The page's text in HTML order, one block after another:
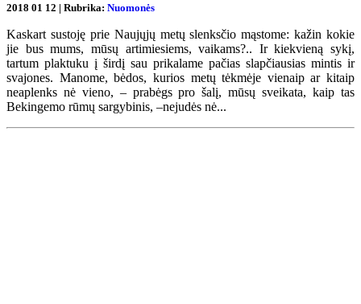
2018 01 12 | Rubrika: Nuomonės
Kaskart sustoję prie Naujųjų metų slenksčio mąstome: kažin kokie
jie bus mums, mūsų artimiesiems, vaikams?.. Ir kiekvieną sykį,
tartum plaktuku į širdį sau prikalame pačias slapčiausias mintis ir
svajones. Manome, bėdos, kurios metų tėkmėje vienaip ar kitaip
neaplenks nė vieno, – prabėgs pro šalį, mūsų sveikata, kaip tas
Bekingemo rūmų sargybinis, –nejudės nė...